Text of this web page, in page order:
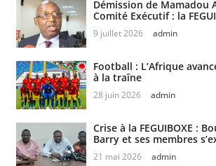
Démission de Mamadou
Comité Exécutif : la
9 juillet 2026 admin
Football : L’Afrique
à la traîne
28 juin 2026 admin
Crise à la FEGUIBOXE :
Barry et ses membres
21 mai 2026 admin